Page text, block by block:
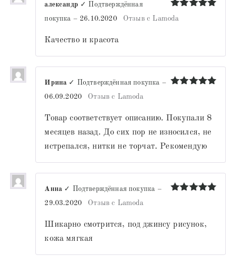
Оценка
из 5
александр ✓ Подтверждённая
покупка – 26.10.2020 Отзыв с Lamoda
Качество и красота
Ирина ✓ Подтверждённая покупка –
06.09.2020
Отзыв с Lamoda
Товар соответствует описанию. Покупали 8
месяцев назад. До сих пор не износился, не
истрепался, нитки не торчат. Рекомендую
Анна ✓ Подтверждённая покупка –
29.03.2020
Отзыв с Lamoda
Шикарно смотрится, под джинсу рисунок,
кожа мягкая